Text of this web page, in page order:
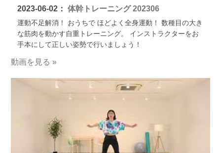
2023-06-02： 体幹トレーニング 202306
運動不足解消！ おうちで ほどよく全身運動！ 数種目の大き
な筋肉を動かす自重トレーニング。 インストラクターをお
手本にして正しい姿勢で行いましょう！
動画を見る »